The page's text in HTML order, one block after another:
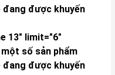
đang được khuyến
13" limit="6"
số sản phẩm
đang được khuyến